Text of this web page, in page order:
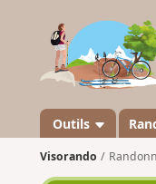
Outils
Visorando